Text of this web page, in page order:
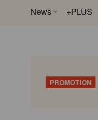
News +PLUS
PROMOTION